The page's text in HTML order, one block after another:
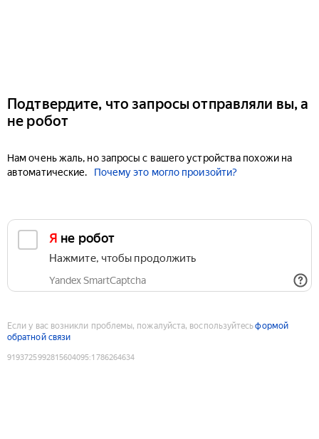
Подтвердите, что запросы отправляли вы, а
не робот
Нам очень жаль, но запросы с вашего устройства похожи на
автоматические.
Почему это могло произойти?
Я не робот
Нажмите, чтобы продолжить
Yandex SmartCaptcha
Если у вас возникли проблемы, пожалуйста, воспользуйтесьформой
обратной связи
9193725992815604095:1786264634